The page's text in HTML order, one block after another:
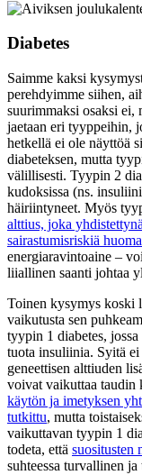
Diabetes
Saimme kaksi
perehdyimme siihen,
suurimmaksi osaksi ei,
jaetaan eri tyyppeihin,
hetkellä ei ole näyttöä
diabeteksen, mutta
välillisesti. Tyypin 2
kudoksissa (ns.
häiriintyneet. Myös
alttius, joka
sairastumisriskiä
energiaravintoaine –
liiallinen saanti johtaa
Toinen kysymys koski
vaikutusta sen
tyypin 1 diabetes,
tuota insuliinia. Syitä ei
geneettisen alttiuden
voivat vaikuttaa taudin
käytön ja imetyksen
tutkittu, mutta
vaikuttavan tyypin 1
todeta, että suositusten
suhteessa turvallinen